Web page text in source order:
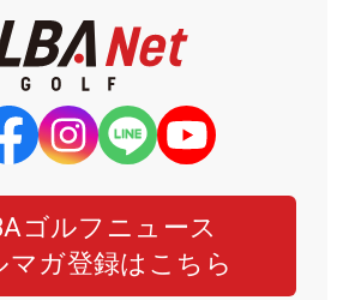
ゴルフニュース
マガ登録はこちら